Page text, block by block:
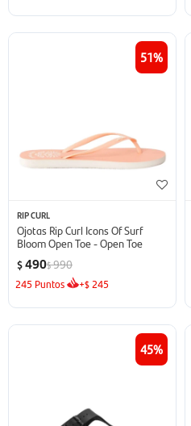
51
RIP CURL
Ojotas Rip Curl Icons Of Surf
Bloom Open Toe - Open Toe
$490$990
245 Puntos +$ 245
45